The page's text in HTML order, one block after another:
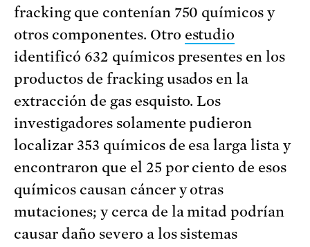
fracking que contenían 750 químicos y
otros componentes. Otro estudio
identificó 632 químicos presentes en los
productos de fracking usados en la
extracción de gas esquisto. Los
investigadores solamente pudieron
localizar 353 químicos de esa larga lista y
encontraron que el 25 por ciento de esos
químicos causan cáncer y otras
mutaciones; y cerca de la mitad podrían
causar daño severo a los sistemas